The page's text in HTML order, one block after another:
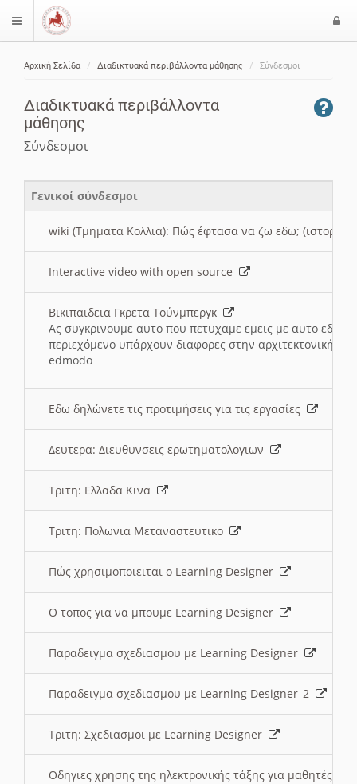
$langMenu
Αρχική Σελίδα Διαδικτυακά περιβάλλοντα μάθησης Σύνδεσμοι
Διαδικτυακά περιβάλλοντα
μάθησης
Σύνδεσμοι
Γενικοί σύνδεσμοι
wiki (Τμηματα Κολλια): Πώς έφτασα να ζω εδω; (ιστορια)
Interactive video with open source
Βικιπαιδεια Γκρετα Τούνμπεργκ
Ας συγκρινουμε αυτο που πετυχαμε εμεις με αυτο εδω
περιεχόμενο υπάρχουν διαφορες στην αρχιτεκτονική
edmodo
Εδω δηλώνετε τις προτιμήσεις για τις εργασίες
Δευτερα: Διευθυνσεις ερωτηματολογιων
Τριτη: Ελλαδα Κινα
Τριτη: Πολωνια Μεταναστευτικο
Πώς χρησιμοποιειται ο Learning Designer
O τοπος για να μπουμε Learning Designer
Παραδειγμα σχεδιασμου με Learning Designer
Παραδειγμα σχεδιασμου με Learning Designer_2
Τριτη: Σχεδιασμοι με Learning Designer
Οδηγιες χρησης της ηλεκτρονικής τάξης για μαθητές